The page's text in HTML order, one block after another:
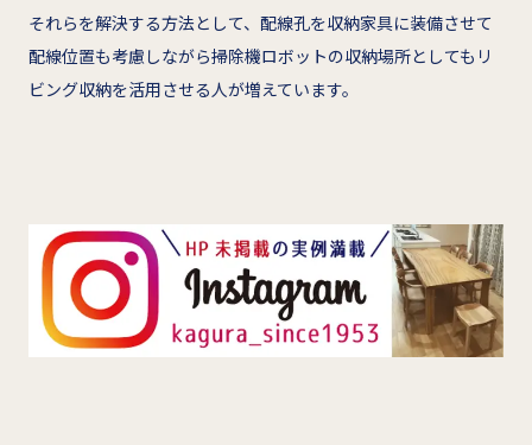
それらを解決する方法として、配線孔を収納家具に装備させて
配線位置も考慮しながら掃除機ロボットの収納場所としてもリ
ビング収納を活用させる人が増えています。